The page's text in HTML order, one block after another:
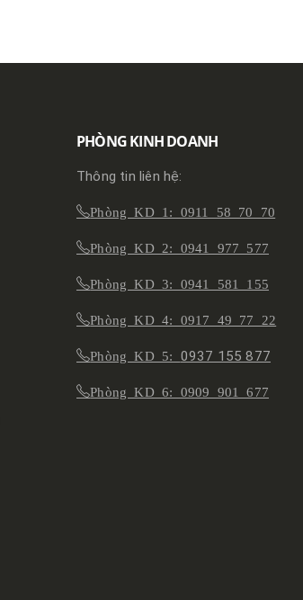
PHÒNG KINH DOANH
Thông tin liên hệ:
Phòng KD 1: 0911 58 70 70
Phòng KD 2: 0941 977 577
Phòng KD 3: 0941 581 155
Phòng KD 4: 0917 49 77 22
Phòng KD 5: 0937 155 877
Phòng KD 6: 0909 901 677